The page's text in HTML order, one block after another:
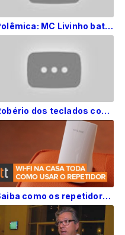
Polêmica: MC Livinho bate em fã no meio do show
Robério dos teclados comenta críticas em programa do SBT
Saiba como os repetidores podem ampliar o sinal Wi-Fi da sua casa